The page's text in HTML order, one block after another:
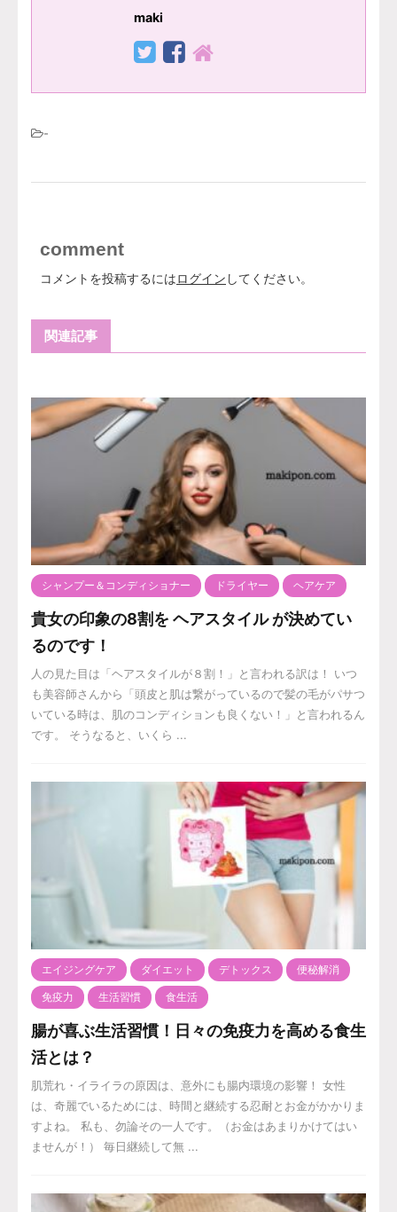
maki
-
comment
コメントを投稿するにはログイン してください。
関連記事
シャンプー＆コンディショナー ドライヤー ヘアケア
貴女の印象の8割を ヘアスタイル が決めてい
るのです！
人の見た目は「ヘアスタイルが８割！」と言われる訳は！ いつ
も美容師さんから「頭皮と肌は繋がっているので髪の毛がパサつ
いている時は、肌のコンディションも良くない！」と言われるん
です。 そうなると、いくら ...
エイジングケア ダイエット デトックス 便秘解消
免疫力 生活習慣 食生活
腸が喜ぶ生活習慣！日々の免疫力を高める食生
活とは？
肌荒れ・イライラの原因は、意外にも腸内環境の影響！ 女性
は、奇麗でいるためには、時間と継続する忍耐とお金がかかりま
すよね。 私も、勿論その一人です。（お金はあまりかけてはい
ませんが！） 毎日継続して無 ...